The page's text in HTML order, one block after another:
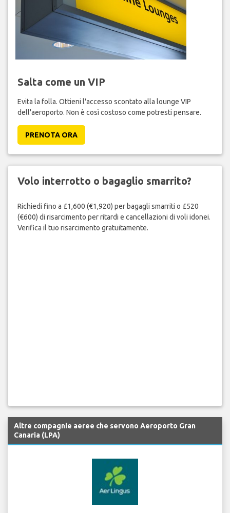
Salta come un VIP
Evita la folla. Ottieni l'accesso scontato alla lounge VIP
dell'aeroporto. Non è così costoso come potresti pensare.
PRENOTA ORA
Volo interrotto o bagaglio smarrito?
Richiedi fino a £1,600 (€1,920) per bagagli smarriti o £520
(€600) di risarcimento per ritardi e cancellazioni di voli idonei.
Verifica il tuo risarcimento gratuitamente.
Altre compagnie aeree che servono Aeroporto Gran
Canaria (LPA)